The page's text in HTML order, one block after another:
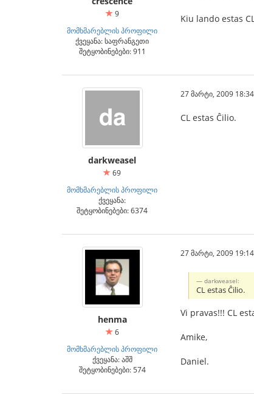
9
მომხმარებლის პროფილი
ქვეყანა: საფრანგეთი
შეტყობინებები: 911
Kiu lando estas
darkweasel
69
მომხმარებლის პროფილი
ქვეყანა:
შეტყობინებები: 6374
27 მარტი, 2009
CL estas Ĉilio.
henma
6
მომხმარებლის პროფილი
ქვეყანა: აშშ
შეტყობინებები: 574
27 მარტი, 2009
darkweasel:
CL estas Ĉilio.
Vi pravas!!! CL
Amike,
Daniel.